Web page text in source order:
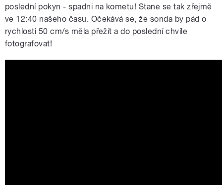
poslední pokyn - spadni na kometu! Stane se tak zřejmě
ve 12:40 našeho času. Očekává se, že sonda by pád o
rychlosti 50 cm/s měla přežít a do poslední chvíle
fotografovat!